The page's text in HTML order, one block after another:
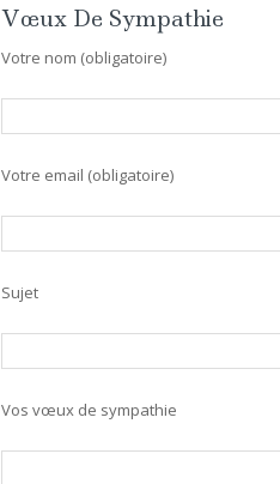
Vœux De Sympathie
Votre nom (obligatoire)
Votre email (obligatoire)
Sujet
Vos vœux de sympathie